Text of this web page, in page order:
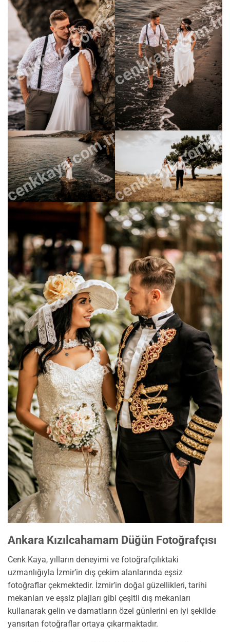
cenkkaya.com.trcenkkaya.com.tr
cenkkaya.com.trcenkkaya.com.tr
cenkkaya.com.tr
Ankara Kızılcahamam Düğün Fotoğrafçısı
Cenk Kaya, yılların deneyimi ve fotoğrafçılıktaki
uzmanlığıyla İzmir’in dış çekim alanlarında eşsiz
fotoğraflar çekmektedir. İzmir’in doğal güzellikleri, tarihi
mekanları ve eşsiz plajları gibi çeşitli dış mekanları
kullanarak gelin ve damatların özel günlerini en iyi şekilde
yansıtan fotoğraflar ortaya çıkarmaktadır.